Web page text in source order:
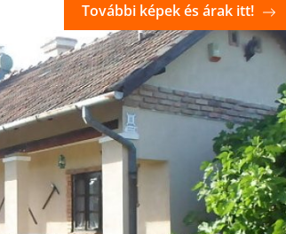
További képek és árak itt!